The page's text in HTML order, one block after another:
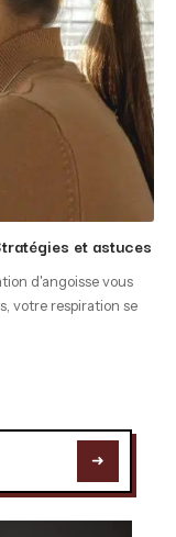
et astuces
d'angoisse vous
votre respiration se